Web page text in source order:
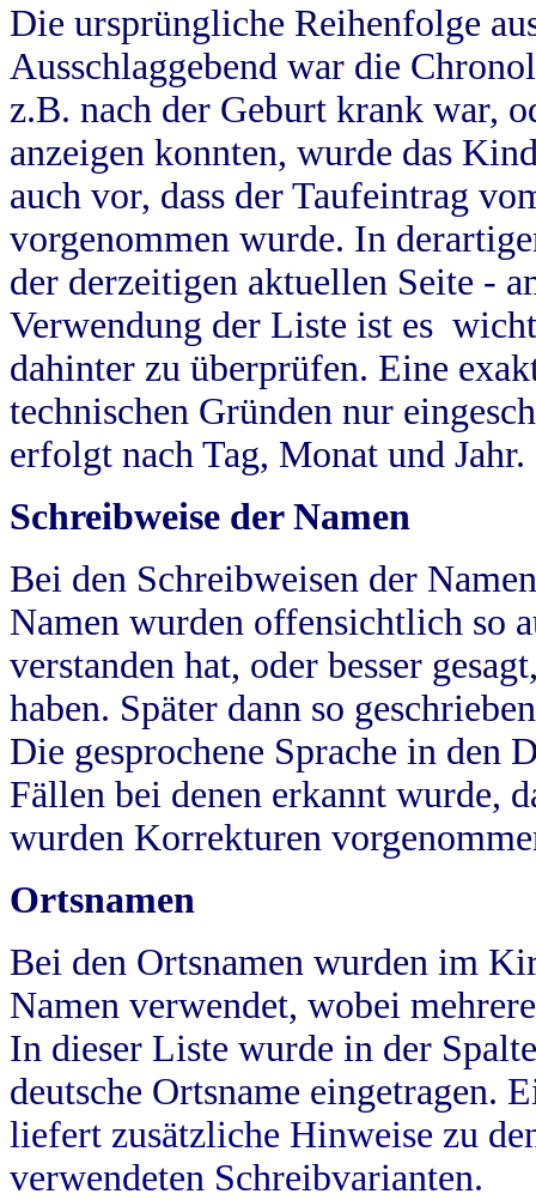
Die ursprüngliche Reihenfolge
Ausschlaggebend war die
z.B. nach der Geburt krank war,
anzeigen konnten, wurde das
auch vor, dass der Taufeintrag
vorgenommen wurde. In
der derzeitigen aktuellen Seite -
Verwendung der Liste ist es
dahinter zu überprüfen. Eine
technischen Gründen nur
erfolgt nach Tag, Monat und Jahr.
Schreibweise der Namen
Bei den Schreibweisen der
Namen wurden offensichtlich so
verstanden hat, oder besser
haben. Später dann so
Die gesprochene Sprache in
Fällen bei denen erkannt wurde,
wurden Korrekturen
Ortsnamen
Bei den Ortsnamen wurden im
Namen verwendet, wobei
In dieser Liste wurde in der
deutsche Ortsname eingetragen.
liefert zusätzliche Hinweise zu
verwendeten Schreibvarianten.